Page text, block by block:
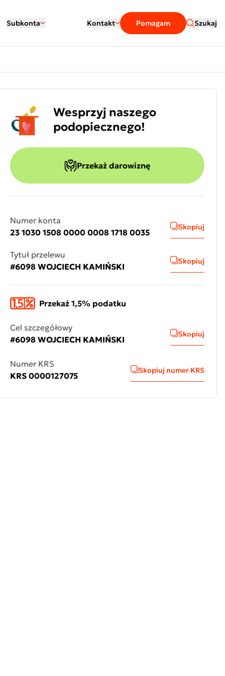
Subkonta Kontakt Pomagam Szukaj
Wesprzyj naszego
podopiecznego!
Przekaż darowiznę
Numer konta
23 1030 1508 0000 0008 1718 0035
Skopiuj
Tytuł przelewu
#6098 WOJCIECH KAMIŃSKI
Skopiuj
Przekaż 1,5% podatku
Cel szczegółowy
#6098 WOJCIECH KAMIŃSKI
Skopiuj
Numer KRS
KRS 0000127075
Skopiuj numer KRS